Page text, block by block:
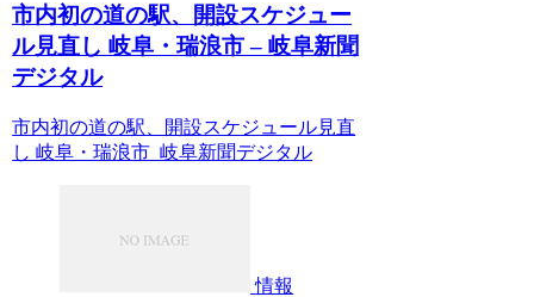
市内初の道の駅、開設スケジュー
ル見直し 岐阜・瑞浪市 – 岐阜新聞
デジタル
市内初の道の駅、開設スケジュール見直
し 岐阜・瑞浪市 岐阜新聞デジタル
情報